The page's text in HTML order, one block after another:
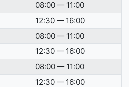
08:00 — 11:00
12:30 — 16:00
08:00 — 11:00
12:30 — 16:00
08:00 — 11:00
12:30 — 16:00